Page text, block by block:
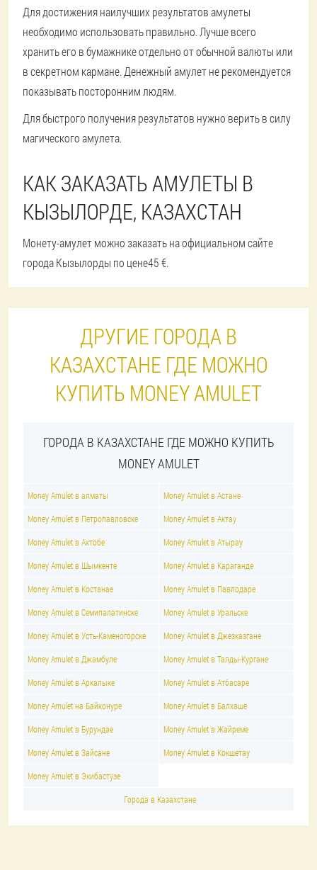
Для достижения наилучших результатов амулеты
необходимо использовать правильно. Лучше всего
хранить его в бумажнике отдельно от обычной валюты или
в секретном кармане. Денежный амулет не рекомендуется
показывать посторонним людям.
Для быстрого получения результатов нужно верить в силу
магического амулета.
КАК ЗАКАЗАТЬ АМУЛЕТЫ В
КЫЗЫЛОРДЕ, КАЗАХСТАН
Монету-амулет можно заказать на официальном сайте
города Кызылорды по цене45 €.
ДРУГИЕ ГОРОДА В
КАЗАХСТАНЕ ГДЕ МОЖНО
КУПИТЬ MONEY AMULET
ГОРОДА В КАЗАХСТАНЕ ГДЕ МОЖНО КУПИТЬ
MONEY AMULET
Money Amulet в алматы Money Amulet в Астане
Money Amulet в Петропавловске Money Amulet в Актау
Money Amulet в Актобе Money Amulet в Атырау
Money Amulet в Шымкенте Money Amulet в Караганде
Money Amulet в Костанае Money Amulet в Павлодаре
Money Amulet в Семипалатинске Money Amulet в Уральске
Money Amulet в Усть-Каменогорске Money Amulet в Джезказгане
Money Amulet в Джамбуле Money Amulet в Талды-Кургане
Money Amulet в Аркалыке Money Amulet в Атбасаре
Money Amulet на Байконуре Money Amulet в Балхаше
Money Amulet в Бурундае Money Amulet в Жайреме
Money Amulet в Зайсане Money Amulet в Кокшетау
Money Amulet в Экибастузе
Города в Казахстане